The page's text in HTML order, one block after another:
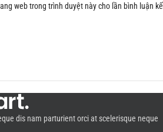
web trong trình duyệt này cho lần bình luận kế
dis nam parturient orci at scelerisque neque